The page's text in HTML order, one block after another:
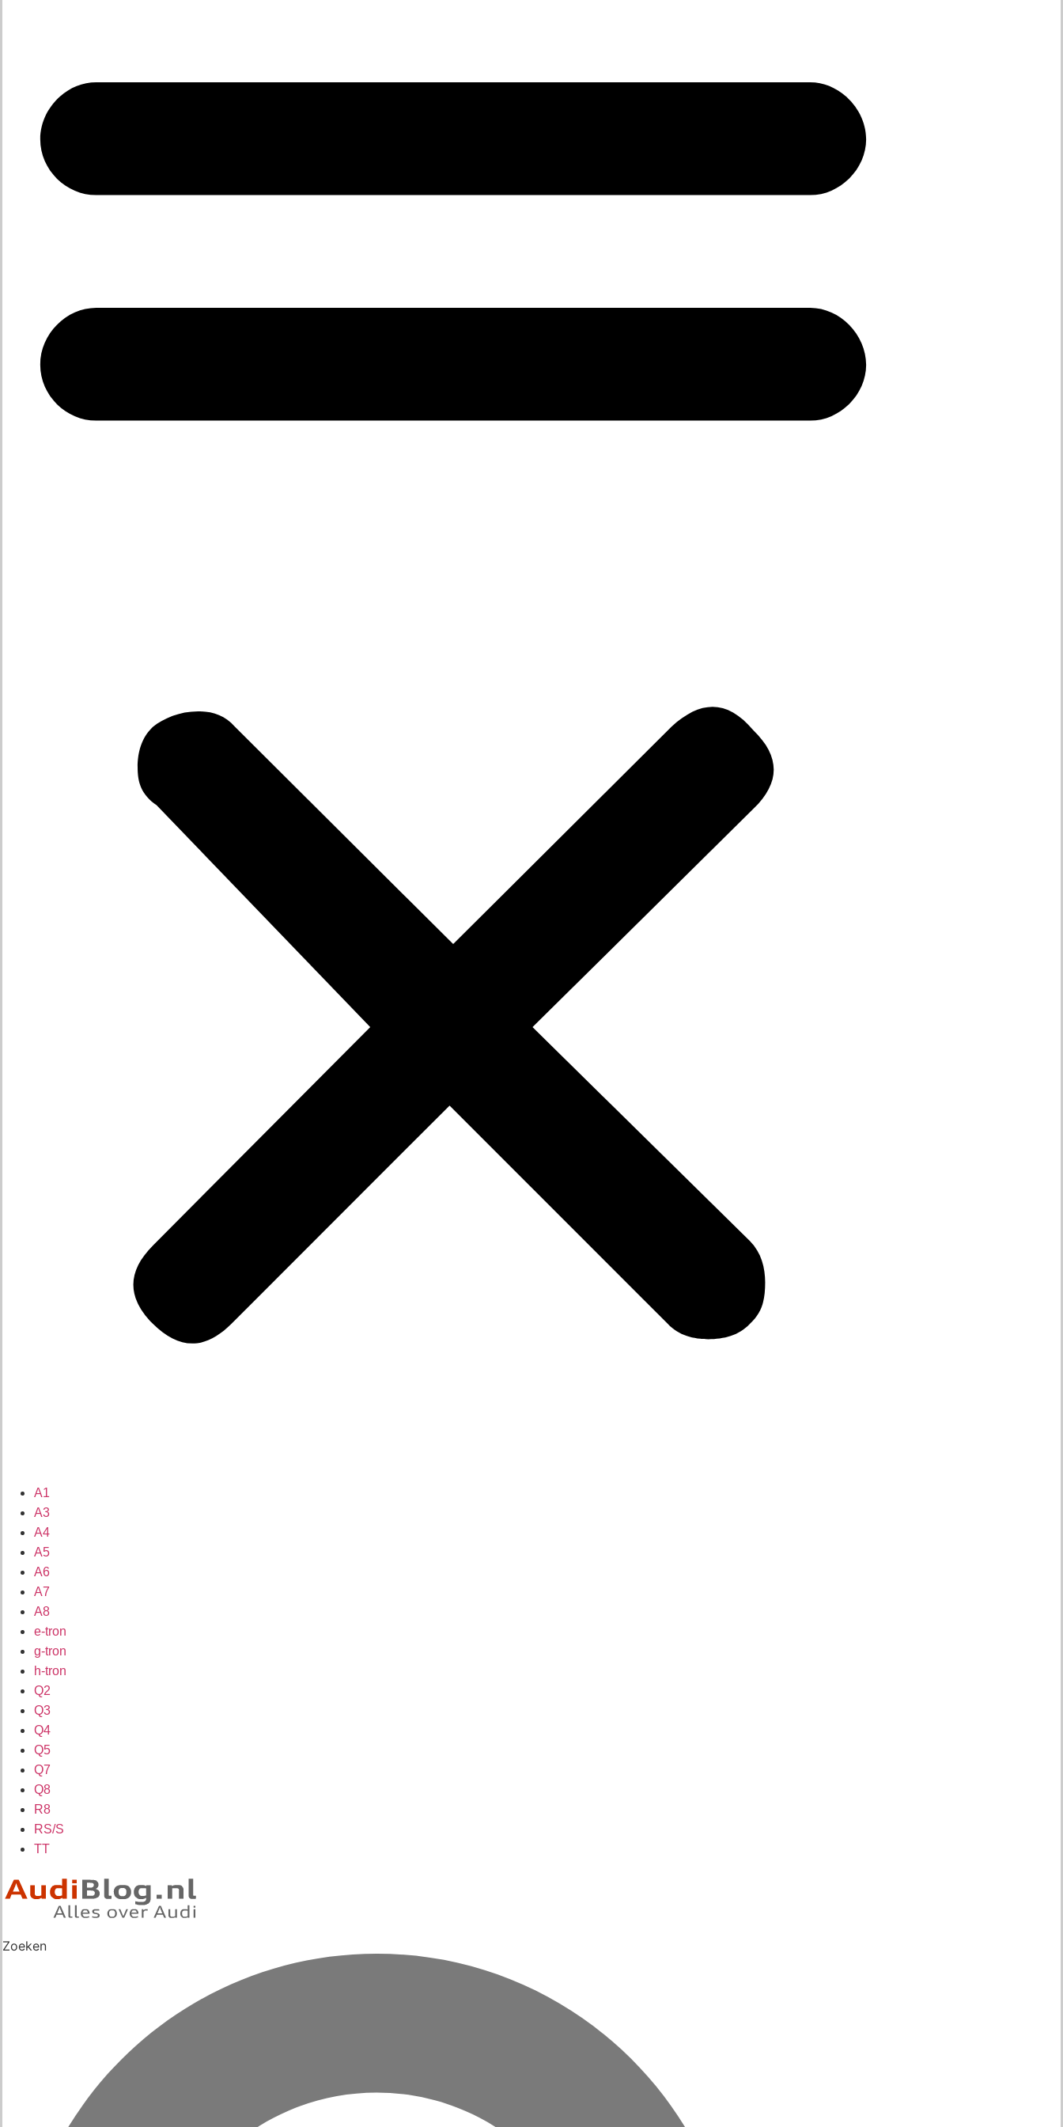
A1
A3
A4
A5
A6
A7
A8
e-tron
g-tron
h-tron
Q2
Q3
Q4
Q5
Q7
Q8
R8
RS/S
TT
Zoeken